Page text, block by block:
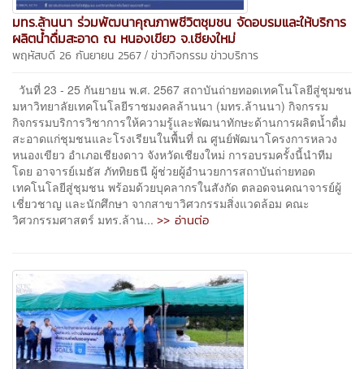
มทร.ล้านนา ร่วมพัฒนาคุณภาพชีวิตชุมชน จัดอบรมและให้บริการ
ผลิตน้ำดื่มสะอาด ณ หนองเขียว จ.เชียงใหม่
พฤหัสบดี 26 กันยายน 2567 / ข่าวกิจกรรมข่าวบริการ
วันที่ 23 - 25 กันยายน พ.ศ. 2567 สถาบันถ่ายทอดเทคโนโลยีสู่ชุมชน
มหาวิทยาลัยเทคโนโลยีราชมงคลล้านนา (มทร.ล้านนา) กิจกรรม
กิจกรรมบริการวิชาการให้ความรู้และพัฒนาทักษะด้านการผลิตน้ำดื่ม
สะอาดแก่ชุมชนและโรงเรียนในพื้นที่ ณ ศูนย์พัฒนาโครงการหลวง
หนองเขียว อำเภอเชียงดาว จังหวัดเชียงใหม่ การอบรมครั้งนี้นำทีม
โดย อาจารย์เมธัส ภัททิยธนี ผู้ช่วยผู้อำนวยการสถาบันถ่ายทอด
เทคโนโลยีสู่ชุมชน พร้อมด้วยบุคลากรในสังกัด ตลอดจนคณาจารย์ผู้
เชี่ยวชาญ และนักศึกษา จากสาขาวิศวกรรมสิ่งแวดล้อม คณะ
วิศวกรรมศาสตร์ มทร.ล้าน... >> อ่านต่อ